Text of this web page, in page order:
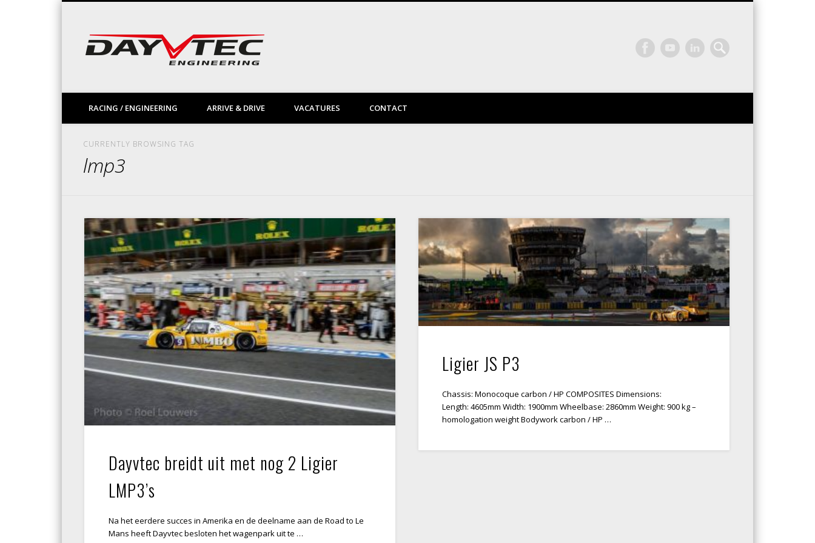
LinkedIn
RACING / ENGINEERING ARRIVE & DRIVE VACATURES CONTACT
CURRENTLY BROWSING TAG
lmp3
Dayvtec breidt uit met nog 2 Ligier
LMP3’s
Na het eerdere succes in Amerika en de deelname aan de Road to Le
Mans heeft Dayvtec besloten het wagenpark uit te …
Ligier JS P3
Chassis: Monocoque carbon / HP COMPOSITES Dimensions:
Length: 4605mm Width: 1900mm Wheelbase: 2860mm Weight: 900 kg –
homologation weight Bodywork carbon / HP …